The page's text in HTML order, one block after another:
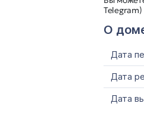
Telegram)
О
Дата
Дата
Дата